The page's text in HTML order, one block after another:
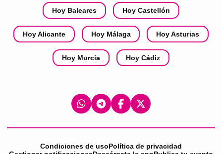
Hoy Baleares Hoy Castellón
Hoy Alicante Hoy Málaga Hoy Asturias
Hoy Murcia Hoy Cádiz
Condiciones de usoPolítica de privacidad